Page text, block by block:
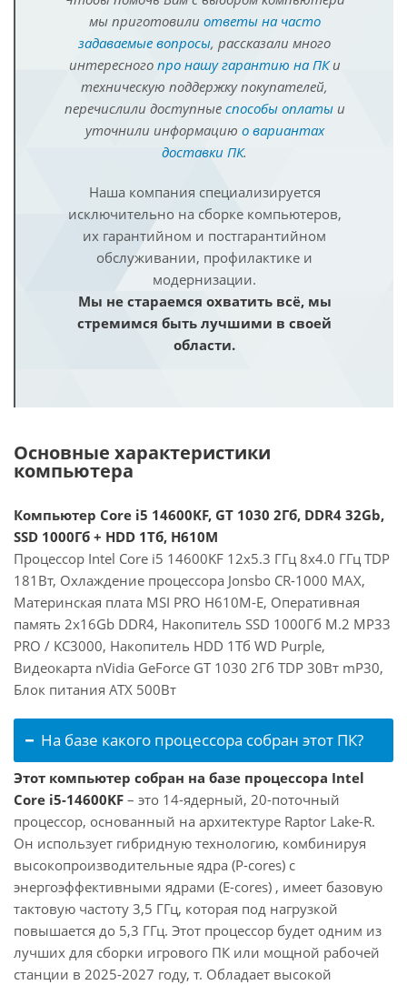
мы приготовили ответы на часто
задаваемые вопросы, рассказали много
интересного про нашу гарантию на ПКи
техническую поддержку покупателей,
перечислили доступные способы оплатыи
уточнили информацию о вариантах
доставки ПК.
Наша компания специализируется
исключительно на сборке компьютеров,
их гарантийном и постгарантийном
обслуживании, профилактике и
модернизации.
Мы не стараемся охватить всё, мы
стремимся быть лучшими в своей
области.
Основные характеристики
компьютера
Компьютер Core i5 14600KF, GT 1030 2Гб, DDR4 32Gb,
SSD 1000Гб + HDD 1Тб, H610M
Процессор Intel Core i5 14600KF 12x5.3 ГГц 8x4.0 ГГц TDP
181Вт, Охлаждение процессора Jonsbo CR-1000 MAX,
Материнская плата MSI PRO H610M-E, Оперативная
память 2x16Gb DDR4, Накопитель SSD 1000Гб M.2 MP33
PRO / KC3000, Накопитель HDD 1Тб WD Purple,
Видеокарта nVidia GeForce GT 1030 2Гб TDP 30Вт mP30,
Блок питания ATX 500Вт
На базе какого процессора собран этот ПК?
Этот компьютер собран на базе процессора Intel
Core i5-14600KF – это 14-ядерный, 20-поточный
процессор, основанный на архитектуре Raptor Lake-R.
Он использует гибридную технологию, комбинируя
высокопроизводительные ядра (P-cores) с
энергоэффективными ядрами (E-cores) , имеет базовую
тактовую частоту 3,5 ГГц, которая под нагрузкой
повышается до 5,3 ГГц. Этот процессор будет одним из
лучших для сборки игрового ПК или мощной рабочей
станции в 2025-2027 году, т. Обладает высокой